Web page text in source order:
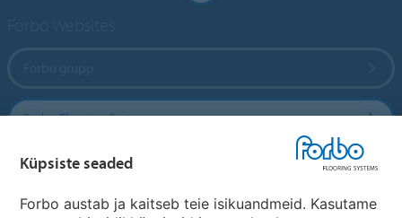
Forbo Flooring Systems
Forbo Movement Systems
Küpsiste seaded
Forbo austab ja kaitseb teie isikuandmeid. Kasutame